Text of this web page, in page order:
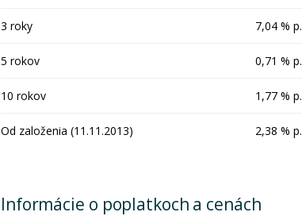
3 roky 7,04 %
5 rokov 0,71 %
10 rokov 1,77 %
Od založenia (11.11.2013) 2,38 %
Informácie o poplatkoch a cenách